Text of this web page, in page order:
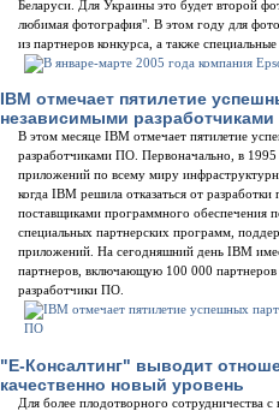
Беларуси. Для Украины это будет второй
любимая фотография". В этом году для
из партнеров конкурса, а также
IBM отмечает пятилетие
независимыми
В этом месяце IBM отмечает пятилетие
разработчиками ПО. Первоначально, в 1995
приложений по всему миру
когда IBM решила отказаться от
поставщиками программного обеспечения
специальных партнерских программ,
приложений. На сегодняшний день IBM
партнеров, включающую 100 000
разработчики ПО.
"Е-Консалтинг" выводит
качественно новый уровень
Для более плодотворного сотрудничества